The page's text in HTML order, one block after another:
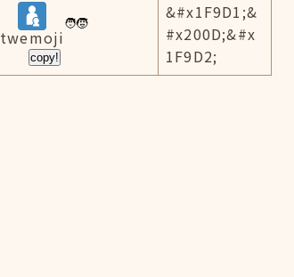
twemoji
copy!
&#x1F9D1;&
#x200D;&#x
1F9D2;